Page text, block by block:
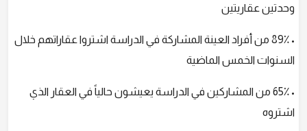
وحدتين عقاريتين
• 89٪ من أفراد العينة المشاركة في الدراسة اشتروا عقاراتهم خلال
السنوات الخمس الماضية
• 65٪ من المشاركين في الدراسة يعيشون حالياً في العقار الذي
اشتروه